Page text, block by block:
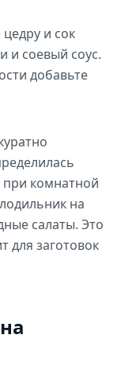
и сок
и соевый соус.
добавьте
при комнатной
на
салаты. Это
для заготовок